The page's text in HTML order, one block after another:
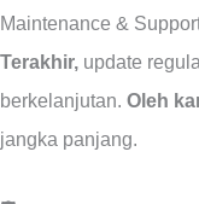
Maintenance &
Terakhir, update
berkelanjutan. Oleh
jangka panjang.